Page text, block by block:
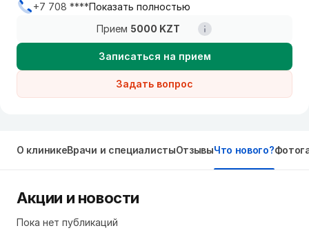
Прием 5000 KZT
Записаться на прием
Задать вопрос
+7 708 ****Показать полностью
О клиникеВрачи и специалистыОтзывыЧто нового?
Акции и новости
Пока нет публикаций